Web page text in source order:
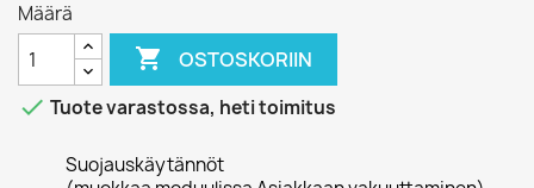
Määrä
 OSTOSKORIIN
 Tuote varastossa, heti toimitus
Suojauskäytännöt